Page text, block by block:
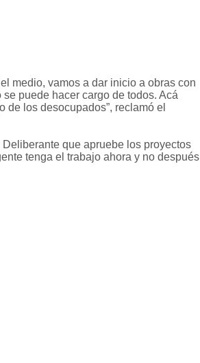
medio, vamos a dar inicio a obras con
puede hacer cargo de todos. Acá
los desocupados”, reclamó el
que apruebe los proyectos
tenga el trabajo ahora y no después